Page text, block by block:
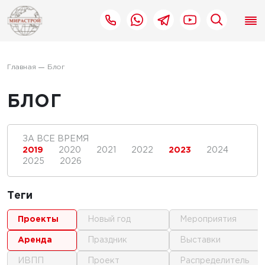
Главная Блог
БЛОГ
ЗА ВСЕ ВРЕМЯ
2019
2020 2021 2022 2023
2024
2025
2026
Теги
проекты
аренда
ИВПП
новый год
праздник
проект
мероприятия
выставки
распределитель